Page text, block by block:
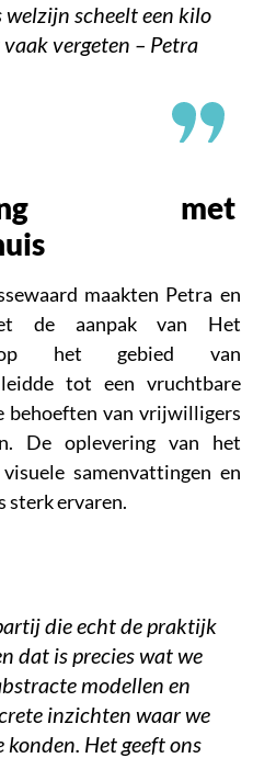
welzijn scheelt een kilo
vergeten – Petra
met
maakten Petra en
de aanpak van Het
op het gebied van
tot een vruchtbare
behoeften van vrijwilligers
De oplevering van het
samenvattingen en
sterk ervaren.
die echt de praktijk
dat is precies wat we
modellen en
inzichten waar we
konden. Het geeft ons